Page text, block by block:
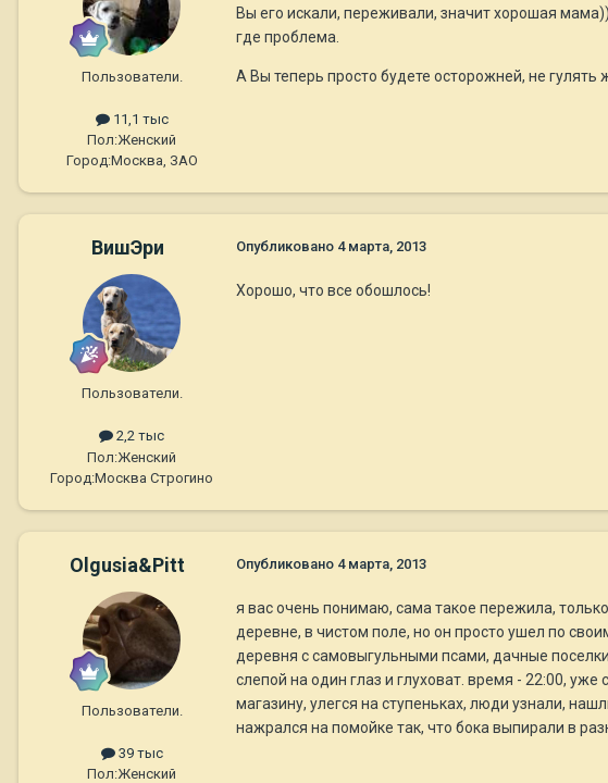
Пользователи.
11,1 тыс
Пол:Женский
Город:Москва, ЗАО
Вы его искали, переживали, значит хорошая
где проблема.
А Вы теперь просто будете осторожней, не гулять
ВишЭри
Пользователи.
2,2 тыс
Пол:Женский
Город:Москва Строгино
Опубликовано 4 марта, 2013
Хорошо, что все обошлось!
Olgusia&Pitt
Пользователи.
39 тыс
Пол:Женский
Опубликовано 4 марта, 2013
я вас очень понимаю, сама такое пережила,
деревне, в чистом поле, но он просто ушел по
деревня с самовыгульными псами, дачные
слепой на один глаз и глуховат. время - 22:00,
магазину, улегся на ступеньках, люди узнали,
нажрался на помойке так, что бока выпирали в